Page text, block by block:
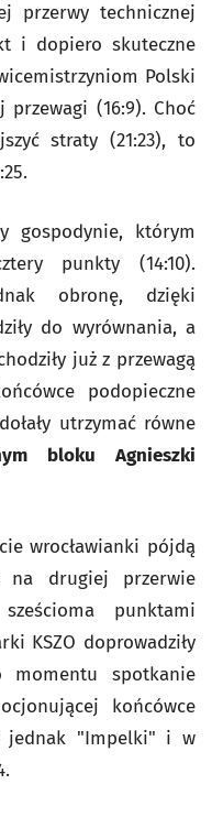
przerwy technicznej
i dopiero skuteczne
Polski
(16:9). Choć
straty (21:23), to
gospodynie, którym
punkty (14:10).
obronę, dzięki
do wyrównania, a
już z przewagą
podopieczne
utrzymać równe
bloku Agnieszki
wrocławianki pójdą
na drugiej przerwie
punktami
KSZO doprowadziły
spotkanie
końcówce
jednak "Impelki" i w